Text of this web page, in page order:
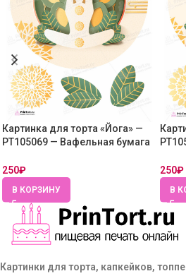
Картинка для торта «Йога» —
PT105069 — Вафельная бумага
250₽
В КОРЗИНУ
250₽
В
Картинки для торта, капкейков,